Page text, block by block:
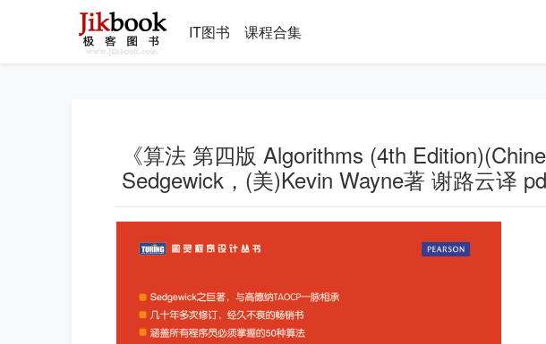
IT图书 课程合集
《算法 第四版 Algorithms (4th
Sedgewick，(美)Kevin Wayne著 谢路云译